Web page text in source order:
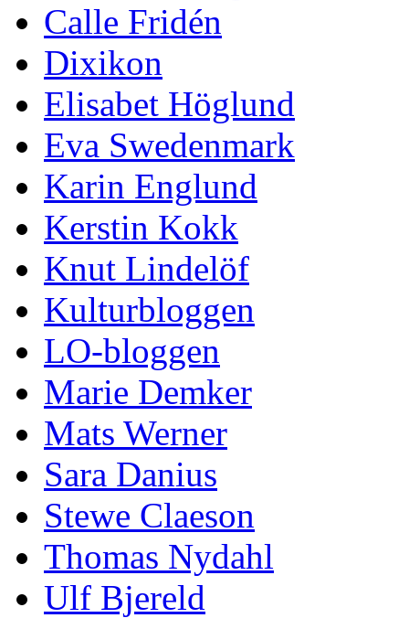
Calle Fridén
Dixikon
Elisabet Höglund
Eva Swedenmark
Karin Englund
Kerstin Kokk
Knut Lindelöf
Kulturbloggen
LO-bloggen
Marie Demker
Mats Werner
Sara Danius
Stewe Claeson
Thomas Nydahl
Ulf Bjereld